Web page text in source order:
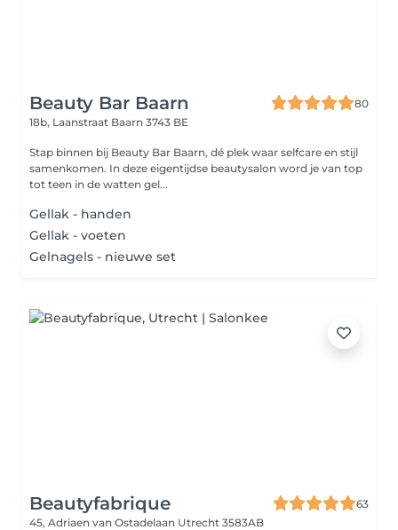
Beauty Bar Baarn
80
18b, Laanstraat Baarn 3743 BE
Stap binnen bij Beauty Bar Baarn, dé plek waar selfcare en stijl
samenkomen. In deze eigentijdse beautysalon word je van top
tot teen in de watten gel...
Gellak - handen
Gellak - voeten
Gelnagels - nieuwe set
Beautyfabrique
63
45, Adriaen van Ostadelaan Utrecht 3583AB